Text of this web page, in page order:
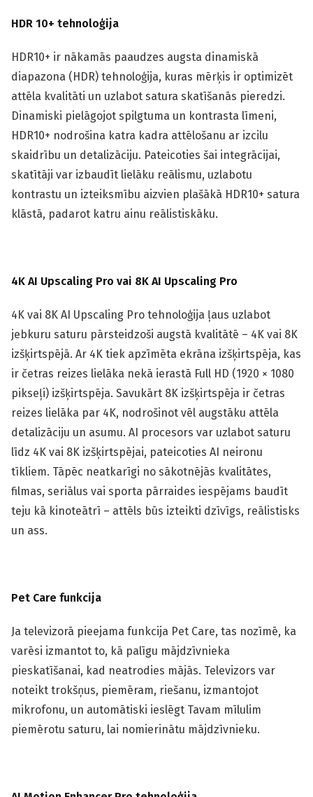
HDR 10+ tehnoloģija
HDR10+ ir nākamās paaudzes augsta dinamiskā
diapazona (HDR) tehnoloģija, kuras mērķis ir optimizēt
attēla kvalitāti un uzlabot satura skatīšanās pieredzi.
Dinamiski pielāgojot spilgtuma un kontrasta līmeni,
HDR10+ nodrošina katra kadra attēlošanu ar izcilu
skaidrību un detalizāciju. Pateicoties šai integrācijai,
skatītāji var izbaudīt lielāku reālismu, uzlabotu
kontrastu un izteiksmību aizvien plašākā HDR10+ satura
klāstā, padarot katru ainu reālistiskāku.
4K AI Upscaling Pro vai 8K AI Upscaling Pro
4K vai 8K AI Upscaling Pro tehnoloģija ļaus uzlabot
jebkuru saturu pārsteidzoši augstā kvalitātē – 4K vai 8K
izšķirtspējā. Ar 4K tiek apzīmēta ekrāna izšķirtspēja, kas
ir četras reizes lielāka nekā ierastā Full HD (1920 × 1080
pikseļi) izšķirtspēja. Savukārt 8K izšķirtspēja ir četras
reizes lielāka par 4K, nodrošinot vēl augstāku attēla
detalizāciju un asumu. AI procesors var uzlabot saturu
līdz 4K vai 8K izšķirtspējai, pateicoties AI neironu
tīkliem. Tāpēc neatkarīgi no sākotnējās kvalitātes,
filmas, seriālus vai sporta pārraides iespējams baudīt
teju kā kinoteātrī – attēls būs izteikti dzīvīgs, reālistisks
un ass.
Pet Care funkcija
Ja televizorā pieejama funkcija Pet Care, tas nozīmē, ka
varēsi izmantot to, kā palīgu mājdzīvnieka
pieskatīšanai, kad neatrodies mājās. Televizors var
noteikt trokšņus, piemēram, riešanu, izmantojot
mikrofonu, un automātiski ieslēgt Tavam mīlulim
piemērotu saturu, lai nomierinātu mājdzīvnieku.